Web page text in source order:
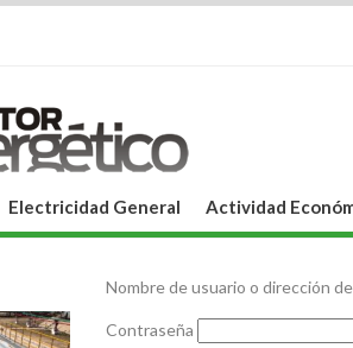
Electricidad General Actividad
Nombre de usuario o dirección
Contraseña